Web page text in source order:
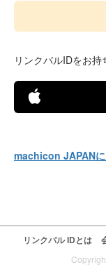
リンクバルIDをお持
machicon JAPAN
リンクバル IDとは